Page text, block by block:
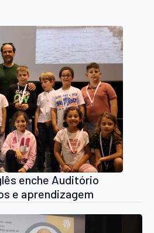
enche Auditório
e aprendizagem